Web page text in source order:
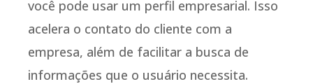
você pode usar um perfil empresarial. Isso
acelera o contato do cliente com a
empresa, além de facilitar a busca de
informações que o usuário necessita.